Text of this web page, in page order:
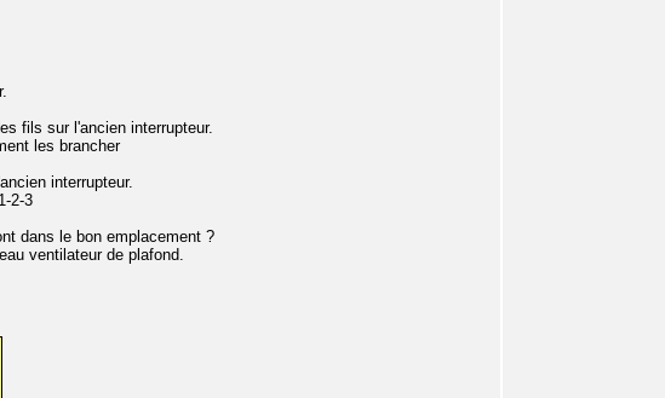
fils sur l'ancien interrupteur.
les brancher
interrupteur.
2-3
dans le bon emplacement ?
ventilateur de plafond.